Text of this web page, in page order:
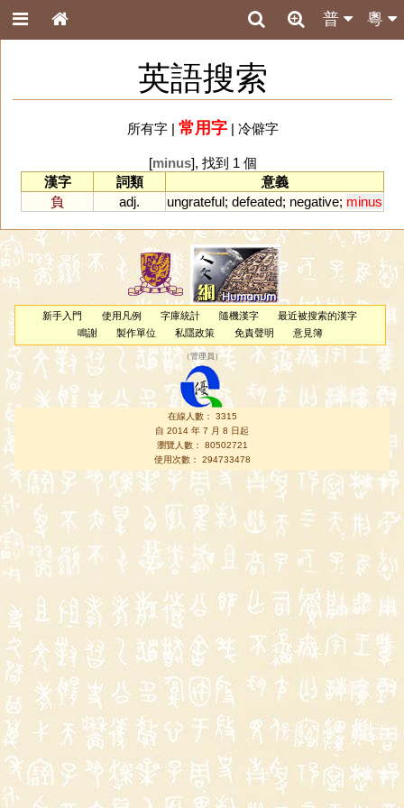
粵
普
英語搜索
所有字| 常用字| 冷僻字
[minus], 找到 1 個
漢字
詞類
意義
負
adj. ungrateful; defeated; negative; minus
新手入門 使用凡例 字庫統計 隨機漢字
最近被搜索的漢字
鳴謝
製作單位 私隱政策 免責聲明 意見簿
（管理員 ）
在線人數： 3315
自 2014 年 7 月 8 日起
瀏覽人數： 80502721
使用次數： 294733478